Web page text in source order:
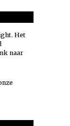
Het
naar